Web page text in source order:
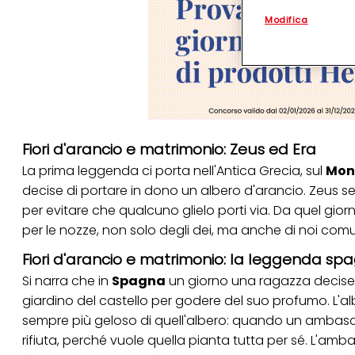
Fiori d'arancio e matrimonio: Zeus ed Era
La prima leggenda ci porta nell'Antica Grecia, sul
decise di portare in dono un albero d'arancio. Zeus
per evitare che qualcuno glielo porti via. Da quel
per le nozze, non solo degli dei, ma anche di noi
Fiori d'arancio e matrimonio: la leggenda
Si narra che in Spagna un giorno una ragazza
giardino del castello per godere del suo profumo.
sempre più geloso di quell'albero: quando un
rifiuta, perché vuole quella pianta tutta per sé.
.
(rispettivamente
terzi, conservare
identificati) su
misurare e
Puoi trovare
qualsiasi
collegata nel piè
periodo di
Se fai clic su
per uno o più degli
tuoi dati personali
Modifica